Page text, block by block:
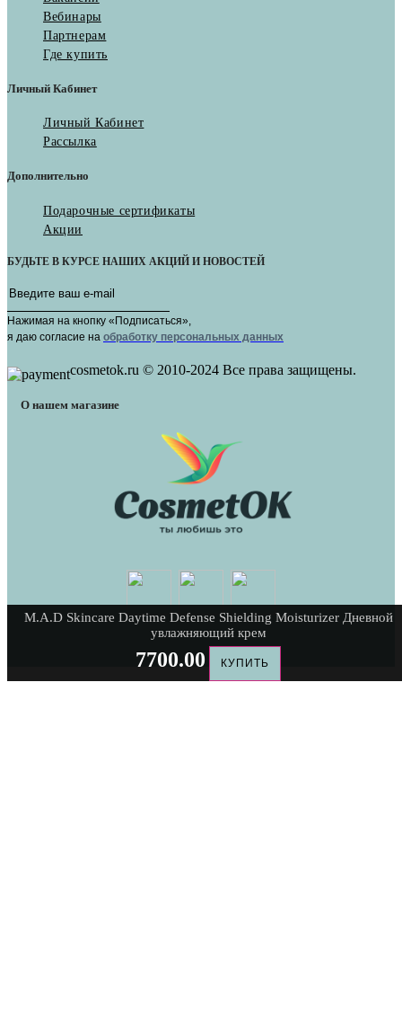
M.A.D Skincare Daytime Defense Shielding Moisturizer Дневной
увлажняющий крем
7700.00 КУПИТЬ
Вебинары
Партнерам
Где купить
Личный Кабинет
Личный Кабинет
Рассылка
Дополнительно
Подарочные сертификаты
Акции
БУДЬТЕ В КУРСЕ НАШИХ АКЦИЙ И НОВОСТЕЙ
Нажимая на кнопку «Подписаться»,
я даю cогласие на обработку персональных данных
cosmetok.ru © 2010-2024 Все права защищены.
О нашем магазине